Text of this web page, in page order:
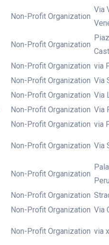
Non-Profit Organization
Via
Non-Profit Organization
Non-Profit Organization via
Non-Profit Organization Via
Non-Profit Organization Via
Non-Profit Organization Via
Non-Profit Organization via
Non-Profit Organization Via
Non-Profit Organization
Non-Profit Organization
Non-Profit Organization Via
Non-Profit Organization via